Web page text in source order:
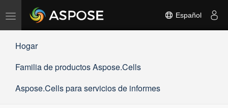
Alternar
navegación
Español
Hogar
Familia de productos Aspose.Cells
Aspose.Cells para servicios de informes